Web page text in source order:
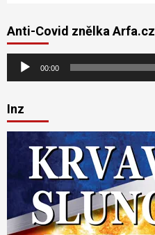
Anti-Covid znělka Arfa.cz
Audio
přehrávač
00:00
Inz